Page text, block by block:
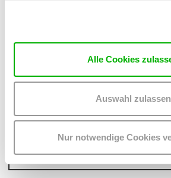
Alle Cookies
Auswahl zulassen
Nur notwendige Cookies
PALOMA 004
PLATZKONZERTE 2026